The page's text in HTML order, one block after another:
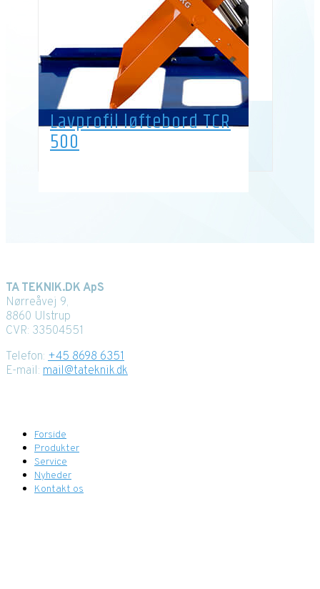
Lavprofil løftebord TCR
500
TA TEKNIK.DK ApS
Nørreåvej 9,
8860 Ulstrup
CVR: 33504551
Telefon: +45 8698 6351
E-mail: mail@tateknik.dk
Forside
Produkter
Service
Nyheder
Kontakt os